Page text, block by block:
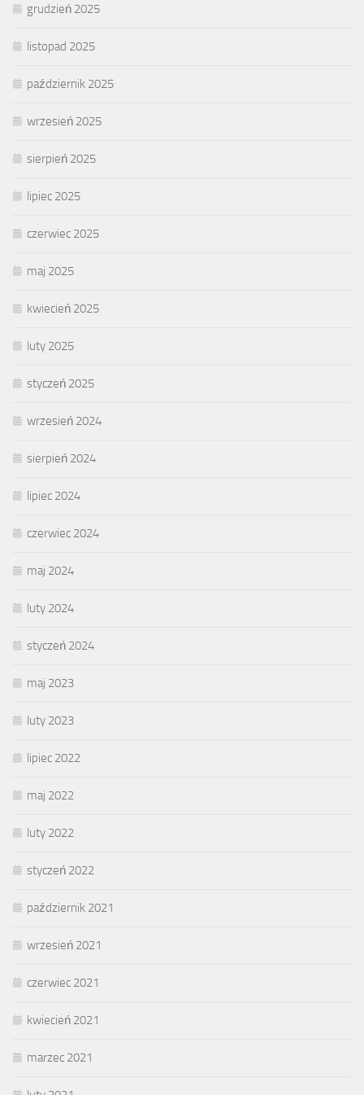
grudzień 2025
listopad 2025
październik 2025
wrzesień 2025
sierpień 2025
lipiec 2025
czerwiec 2025
maj 2025
kwiecień 2025
luty 2025
styczeń 2025
wrzesień 2024
sierpień 2024
lipiec 2024
czerwiec 2024
maj 2024
luty 2024
styczeń 2024
maj 2023
luty 2023
lipiec 2022
maj 2022
luty 2022
styczeń 2022
październik 2021
wrzesień 2021
czerwiec 2021
kwiecień 2021
marzec 2021